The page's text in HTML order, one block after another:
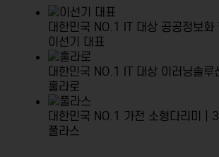
대한민국 NO.1 IT 대상 공공정보
이선기 대표
대한민국 NO.1 IT 대상 이러닝솔
훌라로
대한민국 NO.1 가전 소형다리미 |
풀라스